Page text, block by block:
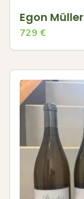
Egon Müller
729 €